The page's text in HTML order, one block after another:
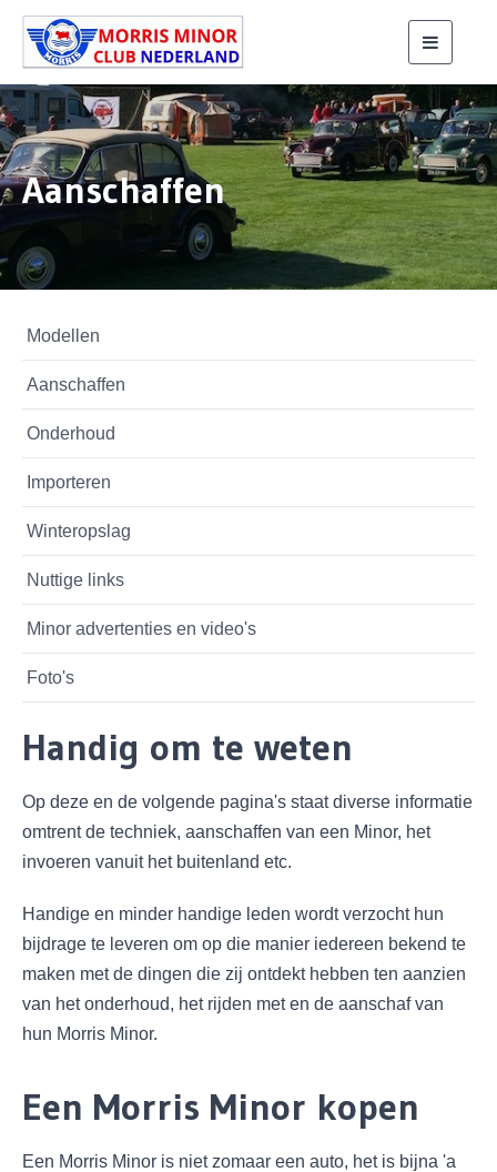
Aanschaffen
Modellen
Aanschaffen
Onderhoud
Importeren
Winteropslag
Nuttige links
Minor advertenties en video's
Foto's
Handig om te weten
Op deze en de volgende pagina's staat diverse informatie
omtrent de techniek, aanschaffen van een Minor, het
invoeren vanuit het buitenland etc.
Handige en minder handige leden wordt verzocht hun
bijdrage te leveren om op die manier iedereen bekend te
maken met de dingen die zij ontdekt hebben ten aanzien
van het onderhoud, het rijden met en de aanschaf van
hun Morris Minor.
Een Morris Minor kopen
Een Morris Minor is niet zomaar een auto, het is bijna 'a